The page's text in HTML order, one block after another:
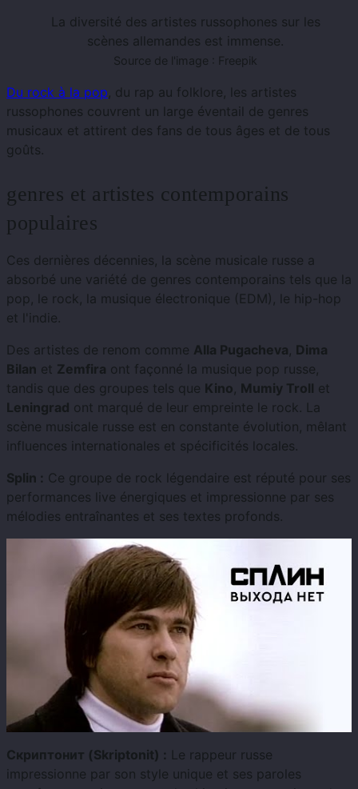
La diversité des artistes russophones sur les
scènes allemandes est immense.
Source de l'image : Freepik
Du rock à la pop , du rap au folklore, les artistes
russophones couvrent un large éventail de genres
musicaux et attirent des fans de tous âges et de tous
goûts.
genres et artistes contemporains
populaires
Ces dernières décennies, la scène musicale russe a
absorbé une variété de genres contemporains tels que la
pop, le rock, la musique électronique (EDM), le hip-hop
et l'indie.
Des artistes de renom comme Alla Pugacheva Dima
Bilan et Zemfira ont façonné la musique pop russe,
tandis que des groupes tels que Kino Mumiy Troll et
Leningrad ont marqué de leur empreinte le rock. La
scène musicale russe est en constante évolution, mêlant
influences internationales et spécificités locales.
Splin : Ce groupe de rock légendaire est réputé pour ses
performances live énergiques et impressionne par ses
mélodies entraînantes et ses textes profonds.
Скриптонит (Skriptonit) : Le rappeur russe
impressionne par son style unique et ses paroles